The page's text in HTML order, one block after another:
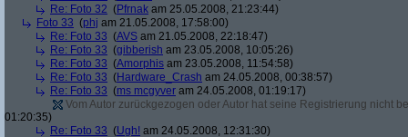
Re: Foto 32 (Pfrnak am 25.05.2008, 21:23:44)
Foto 33 (phj am 21.05.2008, 17:58:00)
Re: Foto 33 (AVS am 21.05.2008, 22:18:47)
Re: Foto 33 (gibberish am 23.05.2008, 10:05:26)
Re: Foto 33 (Amorphis am 23.05.2008, 11:54:58)
Re: Foto 33 (Hardware_Crash am 24.05.2008, 00:38:57)
Re: Foto 33 (ms mcgyver am 24.05.2008, 01:19:17)
Vom Autor zurückgezogen oder Autor hat seine Registrierung nicht
01:20:35)
Re: Foto 33 (Ugh! am 24.05.2008, 12:31:30)